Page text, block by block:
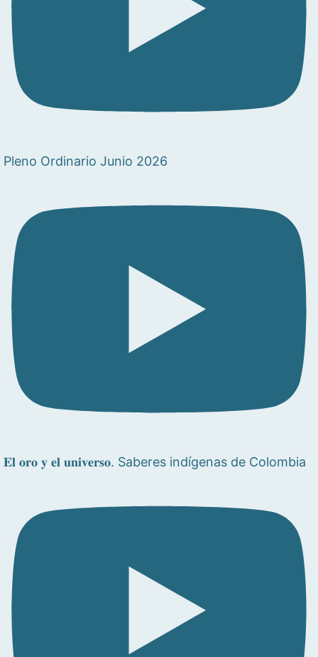
Pleno Ordinario Junio 2026
𝐄𝐥 𝐨𝐫𝐨 𝐲 𝐞𝐥 𝐮𝐧𝐢𝐯𝐞𝐫𝐬𝐨. Saberes indígenas de Colombia